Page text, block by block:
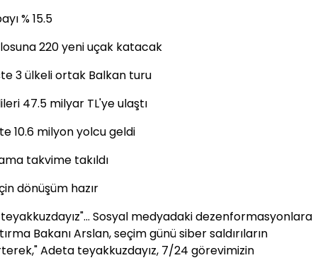
% 15.5
220 yeni uçak katacak
3 ülkeli ortak Balkan turu
47.5 milyar TL'ye ulaştı
10.6 milyon yolcu geldi
takvime takıldı
dönüşüm hazır
Sosyal medyadaki dezenformasyonlara
Bakanı Arslan, seçim günü siber saldırıların
Adeta teyakkuzdayız, 7/24 görevimizin